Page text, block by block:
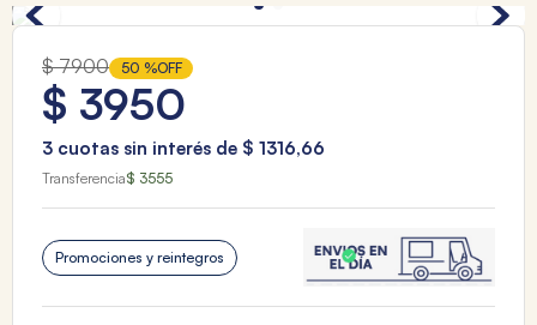
$ 7900 50 %OFF
$ 3950
3 cuotas sin interés de $ 1316,66
Transferencia$ 3555
Promociones y reintegros